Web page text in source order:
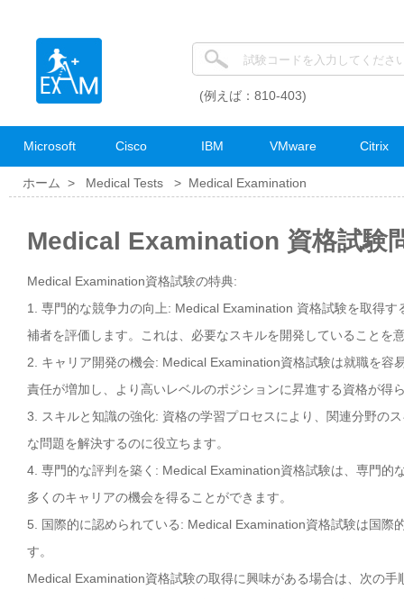
(例えば：810-403)
Microsoft Cisco IBM VMware Citrix
ホーム > Medical Tests > Medical Examination
Medical Examination 資格試験
Medical Examination資格試験の特典:
1. 専門的な競争力の向上: Medical Examination 資格試験を取得
補者を評価します。これは、必要なスキルを開発していることを
2. キャリア開発の機会: Medical Examination資格試験は就職を
責任が増加し、より高いレベルのポジションに昇進する資格が得
3. スキルと知識の強化: 資格の学習プロセスにより、関連分野の
な問題を解決するのに役立ちます。
4. 専門的な評判を築く: Medical Examination資格試験は、専門的
多くのキャリアの機会を得ることができます。
5. 国際的に認められている: Medical Examination資格試験は国
す。
Medical Examination資格試験の取得に興味がある場合は、次の手